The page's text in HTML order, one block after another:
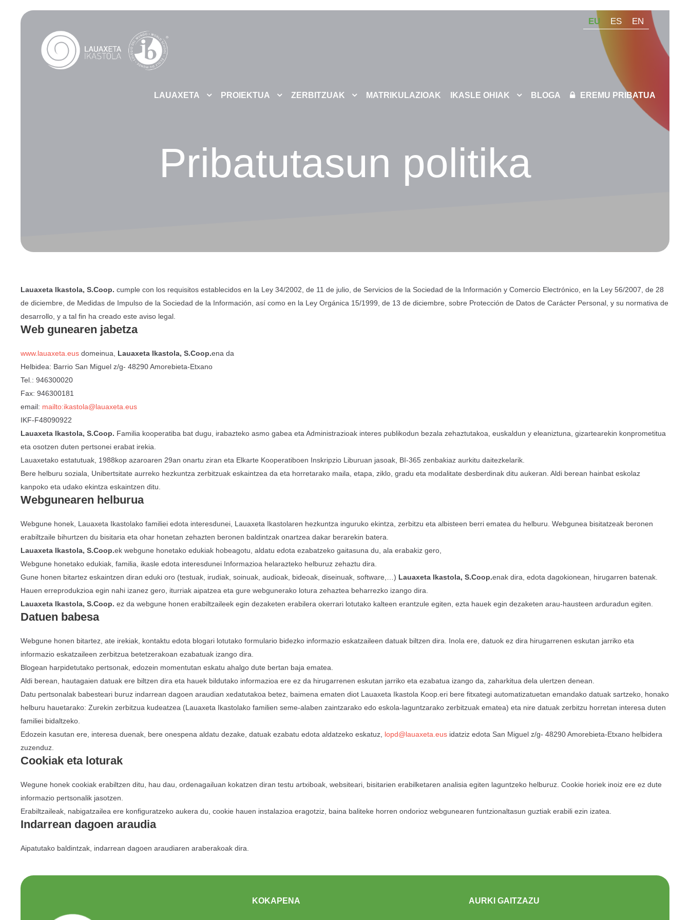
EU ES EN
LAUAXETA PROIEKTUA ZERBITZUAK MATRIKULAZIOAK IKASLE OHIAK BLOGA EREMU PRIBATUA
Pribatutasun politika
Lauaxeta Ikastola, S.Coop. cumple con los requisitos establecidos en la Ley 34/2002, de 11 de julio, de Servicios de la Sociedad de la Información y Comercio Electrónico, en la Ley 56/2007, de 28
de diciembre, de Medidas de Impulso de la Sociedad de la Información, así como en la Ley Orgánica 15/1999, de 13 de diciembre, sobre Protección de Datos de Carácter Personal, y su normativa de
desarrollo, y a tal fin ha creado este aviso legal.
Web gunearen jabetza
www.lauaxeta.eus domeinua, Lauaxeta Ikastola, S.Coop.ena da
Helbidea: Barrio San Miguel z/g- 48290 Amorebieta-Etxano
Tel.: 946300020
Fax: 946300181
email: mailto:ikastola@lauaxeta.eus
IKF-F48090922
Lauaxeta Ikastola, S.Coop. Familia kooperatiba bat dugu, irabazteko asmo gabea eta Administrazioak interes publikodun bezala zehaztutakoa, euskaldun y eleaniztuna, gizartearekin konprometitua
eta osotzen duten pertsonei erabat irekia.
Lauaxetako estatutuak, 1988kop azaroaren 29an onartu ziran eta Elkarte Kooperatiboen Inskripzio Liburuan jasoak, BI-365 zenbakiaz aurkitu daitezkelarik.
Bere helburu soziala, Unibertsitate aurreko hezkuntza zerbitzuak eskaintzea da eta horretarako maila, etapa, ziklo, gradu eta modalitate desberdinak ditu aukeran. Aldi berean hainbat eskolaz
kanpoko eta udako ekintza eskaintzen ditu.
Webgunearen helburua
Webgune honek, Lauaxeta Ikastolako familiei edota interesdunei, Lauaxeta Ikastolaren hezkuntza inguruko ekintza, zerbitzu eta albisteen berri ematea du helburu. Webgunea bisitatzeak beronen
erabiltzaile bihurtzen du bisitaria eta ohar honetan zehazten beronen baldintzak onartzea dakar berarekin batera.
Lauaxeta Ikastola, S.Coop.ek webgune honetako edukiak hobeagotu, aldatu edota ezabatzeko gaitasuna du, ala erabakiz gero,
Webgune honetako edukiak, familia, ikasle edota interesdunei Informazioa helarazteko helburuz zehaztu dira.
Gune honen bitartez eskaintzen diran eduki oro (testuak, irudiak, soinuak, audioak, bideoak, diseinuak, software,…) Lauaxeta Ikastola, S.Coop.enak dira, edota dagokionean, hirugarren batenak.
Hauen erreprodukzioa egin nahi izanez gero, iturriak aipatzea eta gure webgunerako lotura zehaztea beharrezko izango dira.
Lauaxeta Ikastola, S.Coop. ez da webgune honen erabiltzaileek egin dezaketen erabilera okerrari lotutako kalteen erantzule egiten, ezta hauek egin dezaketen arau-hausteen arduradun egiten.
Datuen babesa
Webgune honen bitartez, ate irekiak, kontaktu edota blogari lotutako formulario bidezko informazio eskatzaileen datuak biltzen dira. Inola ere, datuok ez dira hirugarrenen eskutan jarriko eta
informazio eskatzaileen zerbitzua betetzerakoan ezabatuak izango dira.
Blogean harpidetutako pertsonak, edozein momentutan eskatu ahalgo dute bertan baja ematea.
Aldi berean, hautagaien datuak ere biltzen dira eta hauek bildutako informazioa ere ez da hirugarrenen eskutan jarriko eta ezabatua izango da, zaharkitua dela ulertzen denean.
Datu pertsonalak babesteari buruz indarrean dagoen araudian xedatutakoa betez, baimena ematen diot Lauaxeta Ikastola Koop.eri bere fitxategi automatizatuetan emandako datuak sartzeko, honako
helburu hauetarako: Zurekin zerbitzua kudeatzea (Lauaxeta Ikastolako familien seme-alaben zaintzarako edo eskola-laguntzarako zerbitzuak ematea) eta nire datuak zerbitzu horretan interesa duten
familiei bidaltzeko.
Edozein kasutan ere, interesa duenak, bere onespena aldatu dezake, datuak ezabatu edota aldatzeko eskatuz, lopd@lauaxeta.eus idatziz edota San Miguel z/g- 48290 Amorebieta-Etxano helbidera
zuzenduz.
Cookiak eta loturak
Wegune honek cookiak erabiltzen ditu, hau dau, ordenagailuan kokatzen diran testu artxiboak, websiteari, bisitarien erabilketaren analisia egiten laguntzeko helburuz. Cookie horiek inoiz ere ez dute
informazio pertsonalik jasotzen.
Erabiltzaileak, nabigatzailea ere konfiguratzeko aukera du, cookie hauen instalazioa eragotziz, baina baliteke horren ondorioz webgunearen funtzionaltasun guztiak erabili ezin izatea.
Indarrean dagoen araudia
Aipatutako baldintzak, indarrean dagoen araudiaren araberakoak dira.
KOKAPENA AURKI GAITZAZU